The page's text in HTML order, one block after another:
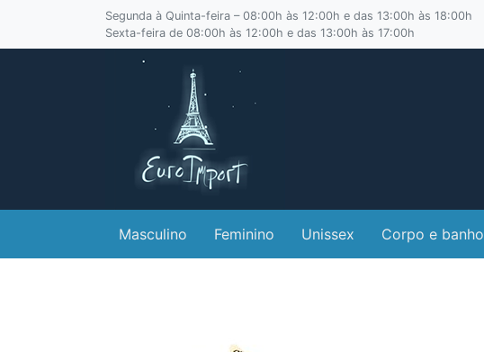
Segunda à Quinta-feira – 08:00h às 12:00h e das 13:00h às 18:00h
Sexta-feira de 08:00h às 12:00h e das 13:00h às 17:00h
Masculino Feminino Unissex Corpo e banho